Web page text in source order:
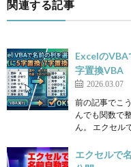
関連する記事
ExcelのVBA
字置換VBA
2026.03.07
前の記事でこ
んでも関数で
ん。 エクセル
エクセルで